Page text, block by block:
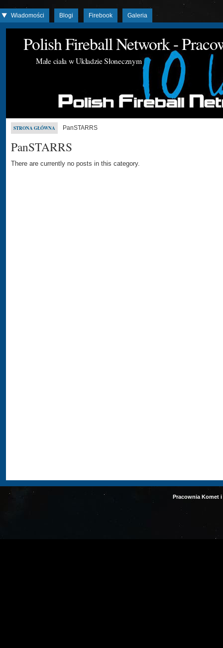
Wiadomości Blogi Firebook Galeria
Polish Fireball Network -
Małe ciała w Układzie Słonecznym
STRONA GŁÓWNA PanSTARRS
PanSTARRS
There are currently no posts in this category.
Pracownia Komet